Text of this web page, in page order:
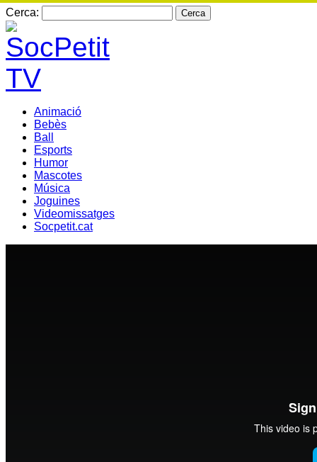
Cerca:
Animació
Bebès
Ball
Esports
Humor
Mascotes
Música
Joguines
Videomissatges
Socpetit.cat